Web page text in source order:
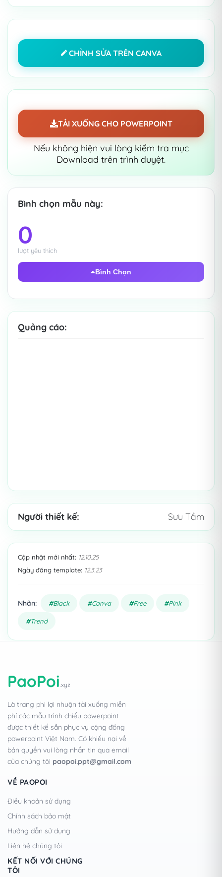
100% có thể chỉnh sửa và dễ dàng
sửa đổi theo ý thích
Được thiết kế để sử dụng Microsoft
PowerPoint, Google Trình chiếu
Được sưu tầm, tổng hợp và chia sẻ
CHỈNH SỬA TRÊN CANVA
TẢI XUỐNG CHO POWERPOINT
Nếu không hiện vui lòng kiểm tra mục
Download trên trình duyệt.
Bình chọn mẫu này:
0
lượt yêu thích
Bình Chọn
Quảng cáo:
Người thiết kế: ​ Sưu Tầm
Cập nhật mới nhất: 12.10.25
Ngày đăng template: 12.3.23
Nhãn: Black Canva Free Pink
Trend
PaoPoi.xyz
Là trang phi lợi nhuận tải xuống miễn
phí các mẫu trình chiếu powerpoint
được thiết kế sẵn phục vụ cộng đồng
powerpoint Việt Nam. Có khiếu nại về
bản quyền vui lòng nhắn tin qua email
của chúng tôi paopoi.ppt@gmail.com
VỀ PAOPOI
Điều khoản sử dụng
Chính sách bảo mật
Hướng dẫn sử dụng
Liên hệ chúng tôi
KẾT NỐI VỚI CHÚNG
TÔI